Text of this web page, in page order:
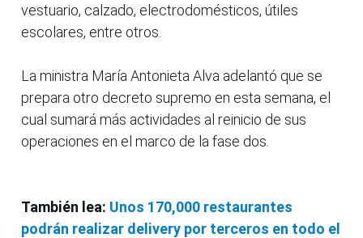
vestuario, calzado, electrodomésticos, útiles
escolares, entre otros.
La ministra María Antonieta Alva adelantó que se
prepara otro decreto supremo en esta semana, el
cual sumará más actividades al reinicio de sus
operaciones en el marco de la fase dos.
También lea: Unos 170,000 restaurantes
podrán realizar delivery por terceros en todo el